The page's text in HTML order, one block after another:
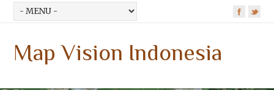
Map Vision Indonesia